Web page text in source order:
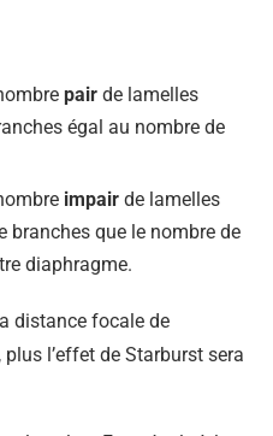
pair de lamelles
égal au nombre de
impair de lamelles
branches que le nombre de
diaphragme.
distance focale de
plus l’effet de Starburst sera